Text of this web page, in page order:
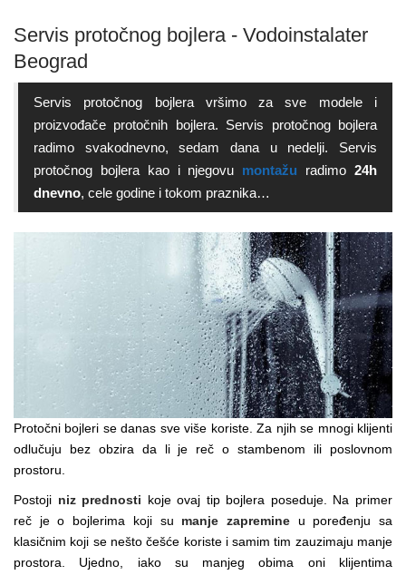
Servis protočnog bojlera - Vodoinstalater
Beograd
Servis protočnog bojlera vršimo za sve modele i
proizvođače protočnih bojlera. Servis protočnog bojlera
radimo svakodnevno, sedam dana u nedelji. Servis
protočnog bojlera kao i njegovu montažu radimo24h
dnevno, cele godine i tokom praznika…
Protočni bojleri se danas sve više koriste. Za njih se mnogi klijenti
odlučuju bez obzira da li je reč o stambenom ili poslovnom
prostoru.
Postoji niz prednosti koje ovaj tip bojlera poseduje. Na primer
reč je o bojlerima koji su manje zapremineu poređenju sa
klasičnim koji se nešto češće koriste i samim tim zauzimaju manje
prostora. Ujedno, iako su manjeg obima oni klijentima